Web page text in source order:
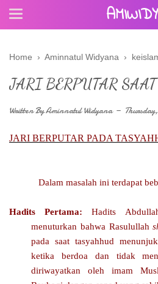
Home › Aminnatul Widyana ›
JARI BERPUTAR
Written ByAminnatul Widyana
JARI BERPUTAR PADA
Dalam masalah ini terdapat
Hadits Pertama: Hadits
menuturkan bahwa Rasulullah
pada saat tasyahhud
ketika berdoa dan tidak
diriwayatkan oleh imam